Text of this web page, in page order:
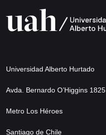
Universidad Alberto Hurtado
Avda. Bernardo O’Higgins 1825
Metro Los Héroes
Santiago de Chile